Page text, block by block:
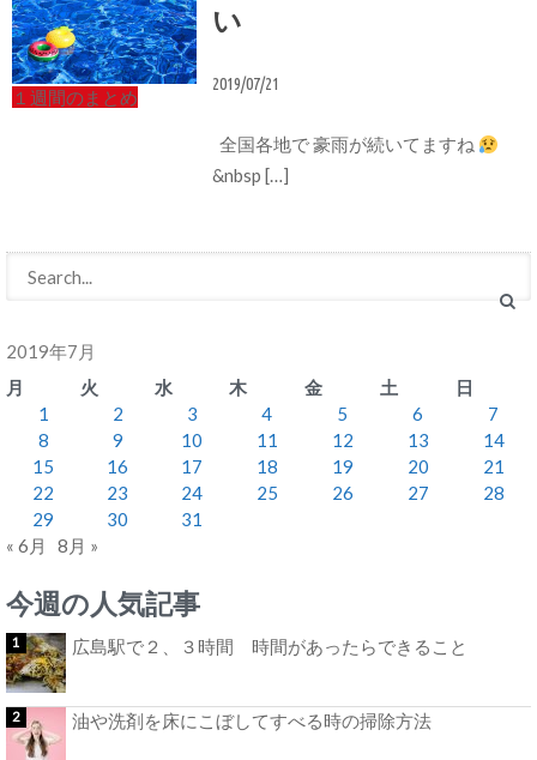
１週間のまとめ
い
2019/07/21
全国各地で 豪雨が続いてますね
&nbsp […]
2019年7月
月
火 水 木 金 土
日
1
2 3 4 5 6
7
8
9 10 11 12 13
14
15
16 17 18 19 20
21
22
23 24 25 26 27
28
29
30
31
« 6月
8月 »
今週の人気記事
広島駅で２、３時間 時間があったらできること
油や洗剤を床にこぼしてすべる時の掃除方法